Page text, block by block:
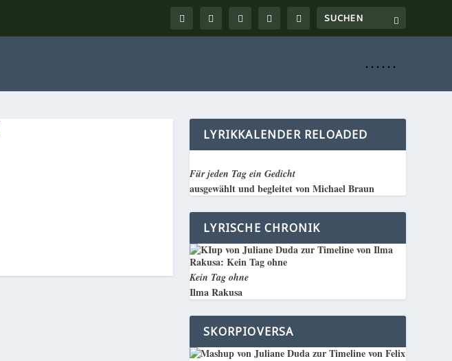
. . . . . .
LYRIKKALENDER RELOADED
Für jeden Tag ein Gedicht
ausgewählt und begleitet von Michael Braun
LYRISCHE CHRONIK
Kein Tag ohne
Ilma Rakusa
SKORPIOVERSA